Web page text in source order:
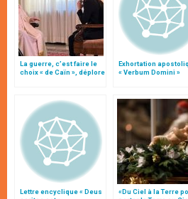
La guerre, c’est faire le
choix « de Caïn », déplore
Exhortation
« Verbum Domini »
Lettre encyclique « Deus
«Du Ciel à la Terre